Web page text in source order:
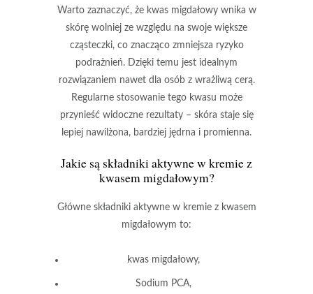
Warto zaznaczyć, że kwas migdałowy wnika w
skórę wolniej ze względu na swoje większe
cząsteczki, co znacząco zmniejsza ryzyko
podrażnień. Dzięki temu jest idealnym
rozwiązaniem nawet dla osób z wrażliwą cerą.
Regularne stosowanie tego kwasu może
przynieść widoczne rezultaty – skóra staje się
lepiej nawilżona, bardziej jędrna i promienna.
Jakie są składniki aktywne w kremie z
kwasem migdałowym?
Główne składniki aktywnew kremie z kwasem
migdałowym to:
kwas migdałowy,
Sodium PCA,